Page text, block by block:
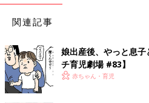
関連記事
娘出産後、やっと息
チ育児劇場 #83】
赤ちゃん・育児